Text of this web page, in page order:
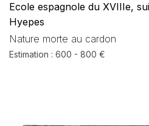
Ecole espagnole du XVIIIe,
Hyepes
Nature morte au cardon
Estimation : 600 - 800 €